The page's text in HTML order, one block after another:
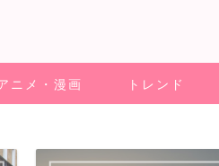
ニメ・漫画 トレンド